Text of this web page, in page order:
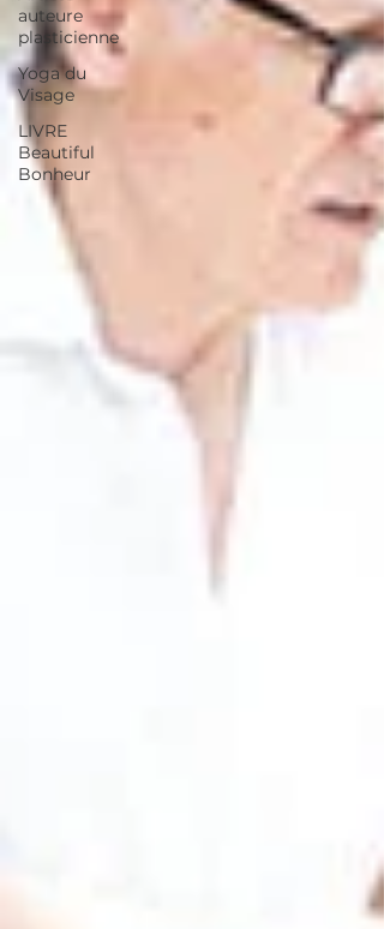
auteure
plasticienne
Yoga du
Visage
LIVRE
Beautiful
Bonheur